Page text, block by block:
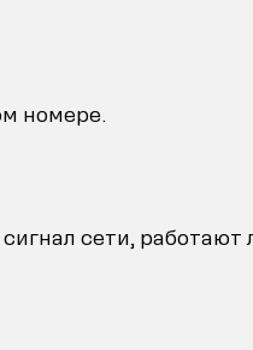
номере.
сети, работают